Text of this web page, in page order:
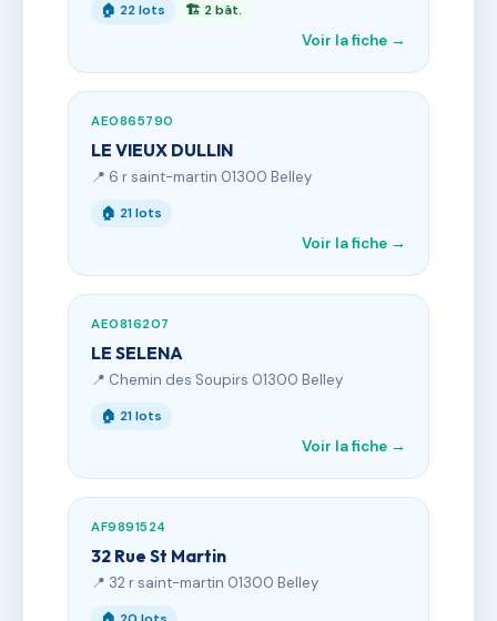
🏠 22 lots 🏗 2 bât.
Voir la fiche →
AE0865790
LE VIEUX DULLIN
📍 6 r saint-martin 01300 Belley
🏠 21 lots
Voir la fiche →
AE0816207
LE SELENA
📍 Chemin des Soupirs 01300 Belley
🏠 21 lots
Voir la fiche →
AF9891524
32 Rue St Martin
📍 32 r saint-martin 01300 Belley